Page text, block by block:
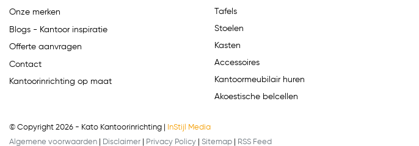
Onze merken
Blogs - Kantoor inspiratie
Offerte aanvragen
Contact
Kantoorinrichting op maat
Tafels
Stoelen
Kasten
Accessoires
Kantoormeubilair huren
Akoestische belcellen
© Copyright 2026 - Kato Kantoorinrichting |
InStijl Media
Algemene voorwaarden
Disclaimer Privacy Policy Sitemap RSS Feed